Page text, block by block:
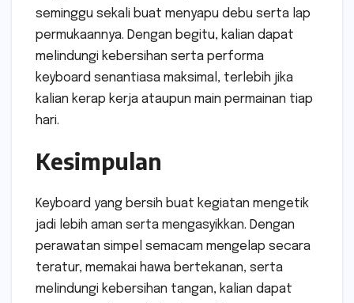
seminggu sekali buat menyapu debu serta lap
permukaannya. Dengan begitu, kalian dapat
melindungi kebersihan serta performa
keyboard senantiasa maksimal, terlebih jika
kalian kerap kerja ataupun main permainan tiap
hari.
Kesimpulan
Keyboard yang bersih buat kegiatan mengetik
jadi lebih aman serta mengasyikkan. Dengan
perawatan simpel semacam mengelap secara
teratur, memakai hawa bertekanan, serta
melindungi kebersihan tangan, kalian dapat